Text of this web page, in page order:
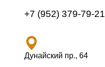
+7 (952) 379-79-21
Дунайский пр., 64